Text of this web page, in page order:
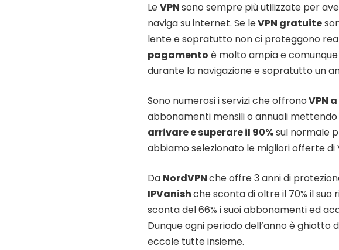
LeVPNsono sempre più utilizzate per
naviga su internet. Se leVPN gratuite
lente e sopratutto non ci proteggono
pagamento è molto ampia e
durante la navigazione e sopratutto un
Sono numerosi i servizi che offronoVPN
abbonamenti mensili o annuali
arrivare e superare il 90%sul normale
abbiamo selezionato le migliori offerte di
Da NordVPNche offre 3 anni di
IPVanishche sconta di oltre il 70% il suo
sconta del 66% i suoi abbonamenti ed
Dunque ogni periodo dell’anno è ghiotto
eccole tutte insieme.